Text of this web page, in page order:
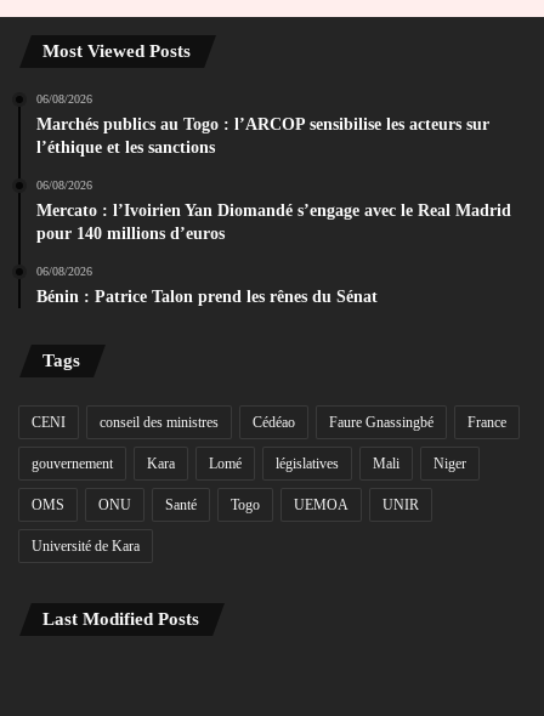
Most Viewed Posts
06/08/2026
Marchés publics au Togo : l’ARCOP sensibilise les acteurs sur
l’éthique et les sanctions
06/08/2026
Mercato : l’Ivoirien Yan Diomandé s’engage avec le Real Madrid
pour 140 millions d’euros
06/08/2026
Bénin : Patrice Talon prend les rênes du Sénat
Tags
CENI conseil des ministres Cédéao Faure Gnassingbé France
gouvernement Kara Lomé législatives Mali Niger
OMS ONU Santé Togo UEMOA UNIR
Université de Kara
Last Modified Posts